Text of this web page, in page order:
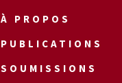
À PROPOS
PUBLICATIONS
SOUMISSIONS